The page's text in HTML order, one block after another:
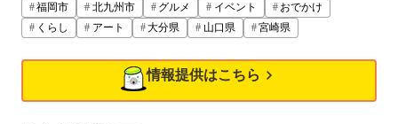
福岡市 北九州市 グルメ イベント
おでかけ
くらし
アート 大分県 山口県 宮崎県
情報提供はこちら